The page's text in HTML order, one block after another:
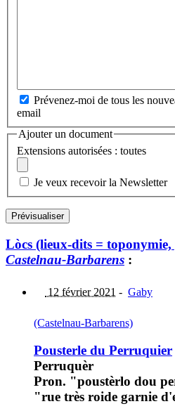
Prévenez-moi de tous les
email
Ajouter un document
Extensions autorisées : toutes
Je veux recevoir la Newsletter
Lòcs (lieux-dits = toponymie,
Castelnau-Barbarens :
12 février 2021 - Gaby
(Castelnau-Barbarens)
Pousterle du Perruquier
Perruquèr
Pron. "poustèrlo dou
"rue très roide garnie